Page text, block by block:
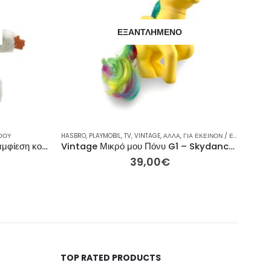
ΣΥΛΛΕΚΤΙΚΈΣ ΦΙΓΟΎΡΕΣ,ΦΙΓΟΎΡΕΣ ΔΡΆΣΗΣ
Μόντσιτσί λούτρινο παιχνίδι με αμφίεση κουνέλι
ΕΞΑΝΤΛΗΜΈΝΟ
HASBRO, PLAYMOBIL, TV, VINTAGE, ΆΛΛΑ, ΓΙΑ ΕΚΕΊΝΟΝ / ΕΚΕΊΝΗ
Vintage Μικρό μου Πόνυ G1 – Skydancer (Κίτρινος Πήγασος) – 13εκ
39,00€
TOP RATED PRODUCTS